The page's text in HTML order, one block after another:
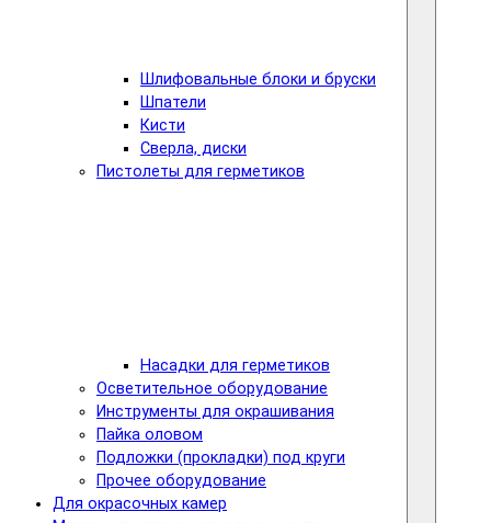
Шлифовальные блоки и бруски
Шпатели
Кисти
Сверла, диски
Пистолеты для герметиков
Насадки для герметиков
Осветительное оборудование
Инструменты для окрашивания
Пайка оловом
Подложки (прокладки) под круги
Прочее оборудование
Для окрасочных камер